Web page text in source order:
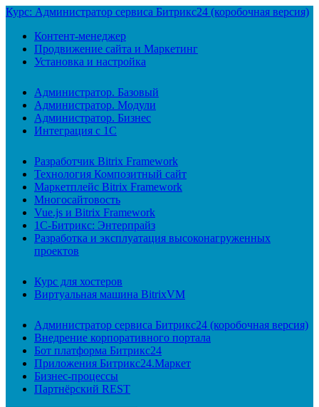
Курс: Администратор сервиса Битрикс24 (коробочная версия)
Контент-менеджер
Продвижение сайта и Маркетинг
Установка и настройка
Администратор. Базовый
Администратор. Модули
Администратор. Бизнес
Интеграция с 1С
Разработчик Bitrix Framework
Технология Композитный сайт
Маркетплейс Bitrix Framework
Многосайтовость
Vue.js и Bitrix Framework
1С-Битрикс: Энтерпрайз
Разработка и эксплуатация высоконагруженных
проектов
Курс для хостеров
Виртуальная машина BitrixVM
Администратор сервиса Битрикс24 (коробочная версия)
Внедрение корпоративного портала
Бот платформа Битрикс24
Приложения Битрикс24.Маркет
Бизнес-процессы
Партнёрский REST